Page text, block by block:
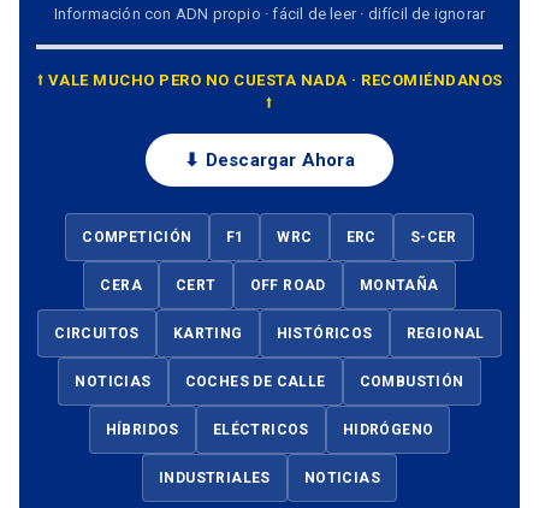
Información con ADN propio · fácil de leer · difícil de ignorar
⭡ VALE MUCHO PERO NO CUESTA NADA · RECOMIÉNDANOS
⭡
⬇ Descargar Ahora
COMPETICIÓN F1 WRC ERC S-CER
CERA CERT OFF ROAD MONTAÑA
CIRCUITOS KARTING HISTÓRICOS REGIONAL
NOTICIAS COCHES DE CALLE COMBUSTIÓN
HÍBRIDOS ELÉCTRICOS HIDRÓGENO
INDUSTRIALES NOTICIAS